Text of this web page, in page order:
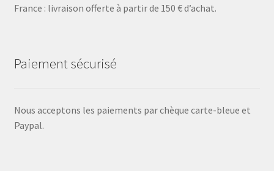
France : livraison offerte à partir de 150 € d’achat.
Paiement sécurisé
Nous acceptons les paiements par chèque carte-bleue et
Paypal.